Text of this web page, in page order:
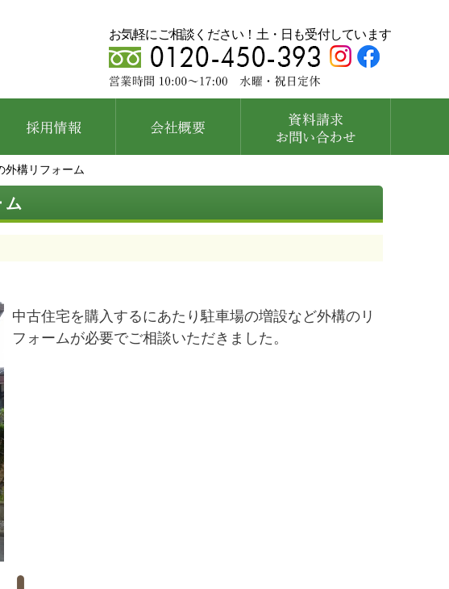
お気軽にご相談ください！土・日も受付しています
外構リフォーム
中古住宅を購入するにあたり駐車場の増設など外構のリ
フォームが必要でご相談いただきました。